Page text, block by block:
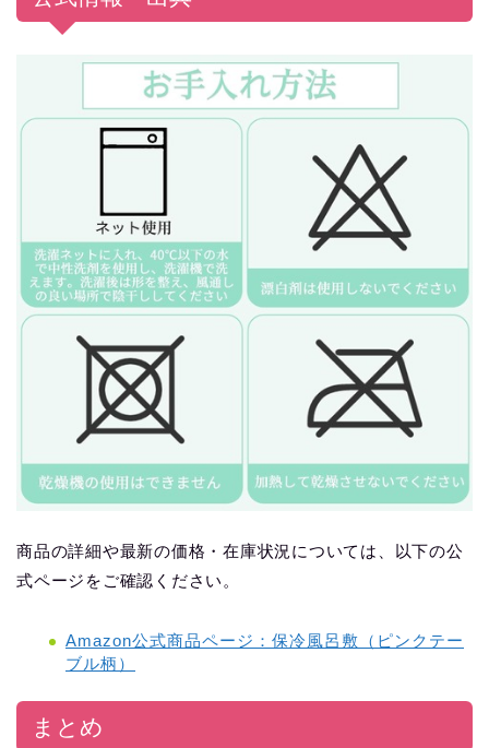
商品の詳細や最新の価格・在庫状況については、以下の公
式ページをご確認ください。
Amazon公式商品ページ：保冷風呂敷（ピンクテー
ブル柄）
まとめ